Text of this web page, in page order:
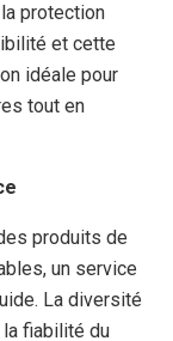
protection
et cette
idéale pour
tout en
produits de
un service
La diversité
fiabilité du